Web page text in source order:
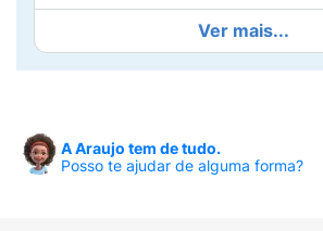
Não contém glúten.
Modo de usar:Ingerir 1 a 2
Ver mais...
A Araujo tem de tudo.
Posso te ajudar de alguma forma?